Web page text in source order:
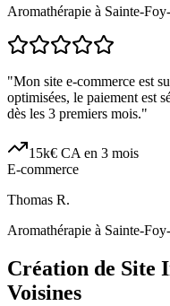
Aromathérapie à Sainte-
"Mon site e-commerce est
optimisées, le paiement est
dès les 3 premiers mois."
15k€ CA en 3 mois
E-commerce
Thomas R.
Aromathérapie à Sainte-
Création de Site
Voisines